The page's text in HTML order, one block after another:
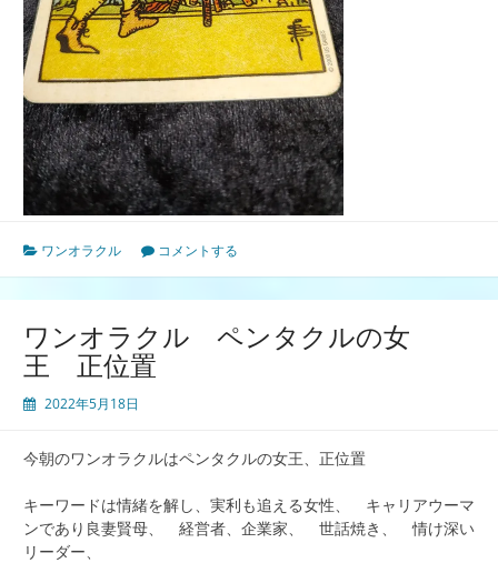
ワンオラクル コメントする
ワンオラクル ペンタクルの女
王 正位置
2022年5月18日
今朝のワンオラクルはペンタクルの女王、正位置
キーワードは情緒を解し、実利も追える女性、 キャリアウーマ
ンであり良妻賢母、 経営者、企業家、 世話焼き、 情け深い
リーダー、